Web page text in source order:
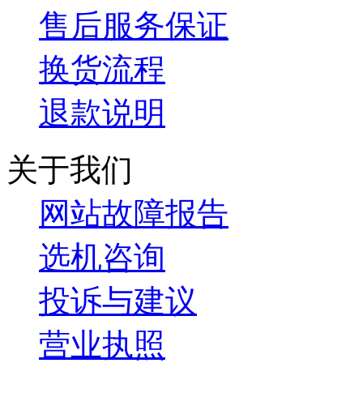
售后服务保证
换货流程
退款说明
关于我们
网站故障报告
选机咨询
投诉与建议
营业执照